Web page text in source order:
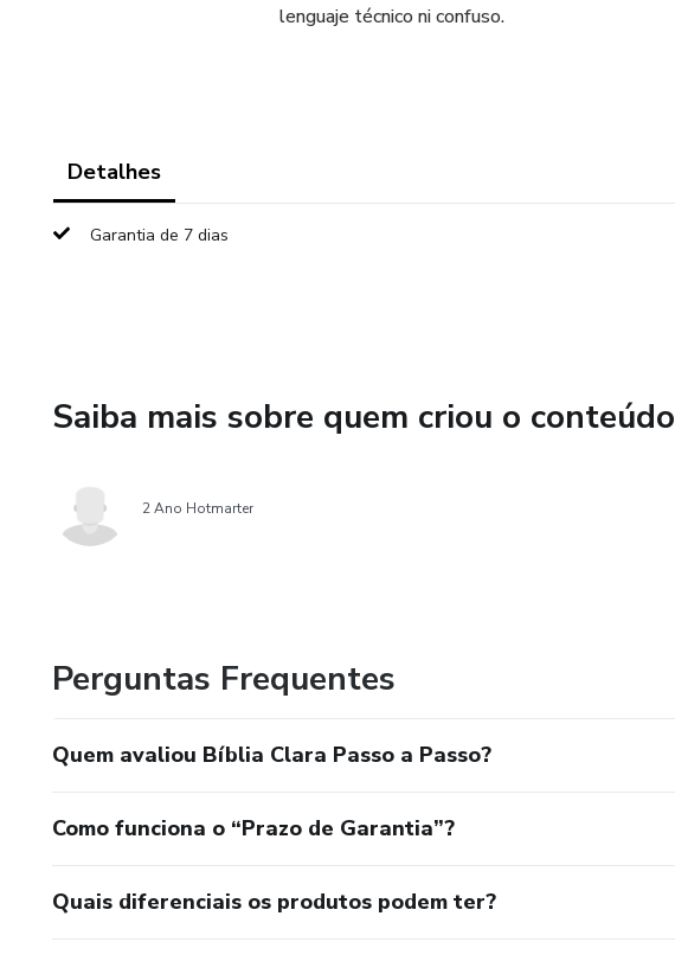
lenguaje técnico ni confuso.
Detalhes
Garantia de 7 dias
Saiba mais sobre quem criou o conteúdo
2 Ano Hotmarter
Perguntas Frequentes
Quem avaliou Bíblia Clara Passo a Passo?
Como funciona o “Prazo de Garantia”?
Quais diferenciais os produtos podem ter?